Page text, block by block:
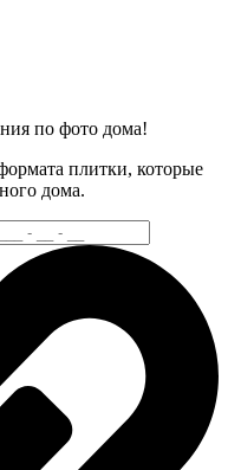
по фото дома!
плитки, которые
дома.